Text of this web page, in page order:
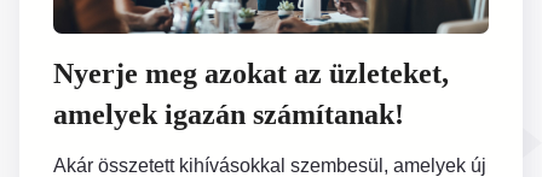
Nyerje meg azokat az üzleteket,
amelyek igazán számítanak!
Akár összetett kihívásokkal szembesül, amelyek új